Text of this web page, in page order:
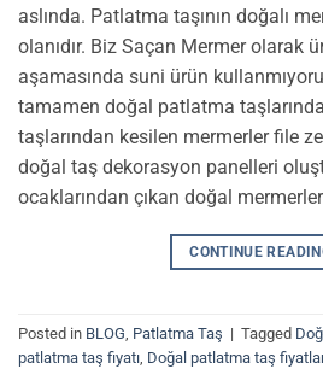
aslında. Patlatma taşının doğalı
olanıdır. Biz Saçan Mermer olarak
aşamasında suni ürün
tamamen doğal patlatma
taşlarından kesilen mermerler file
doğal taş dekorasyon panelleri
ocaklarından çıkan doğal
CONTINUE
Posted in BLOG, Patlatma Taş | Tagged
patlatma taş fiyatı, Doğal patlatma taş